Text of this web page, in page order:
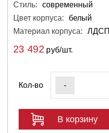
Стиль:
современный
Цвет корпуса:
белый
Материал корпуса:
ЛДСП
23 492 руб/шт.
Кол-во -
В корзину